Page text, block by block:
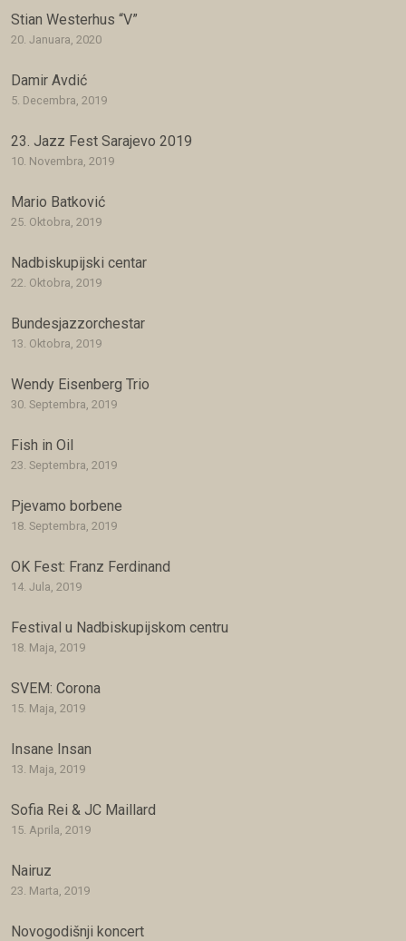
Stian Westerhus “V”
20. Januara, 2020
Damir Avdić
5. Decembra, 2019
23. Jazz Fest Sarajevo 2019
10. Novembra, 2019
Mario Batković
25. Oktobra, 2019
Nadbiskupijski centar
22. Oktobra, 2019
Bundesjazzorchestar
13. Oktobra, 2019
Wendy Eisenberg Trio
30. Septembra, 2019
Fish in Oil
23. Septembra, 2019
Pjevamo borbene
18. Septembra, 2019
OK Fest: Franz Ferdinand
14. Jula, 2019
Festival u Nadbiskupijskom centru
18. Maja, 2019
SVEM: Corona
15. Maja, 2019
Insane Insan
13. Maja, 2019
Sofia Rei & JC Maillard
15. Aprila, 2019
Nairuz
23. Marta, 2019
Novogodišnji koncert